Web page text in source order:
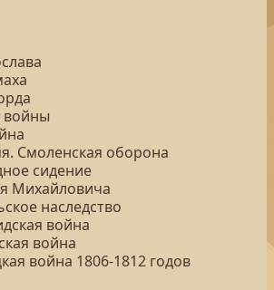
войны
Смоленская оборона
сидение
Михайловича
наследство
война
война
война 1806-1812 годов